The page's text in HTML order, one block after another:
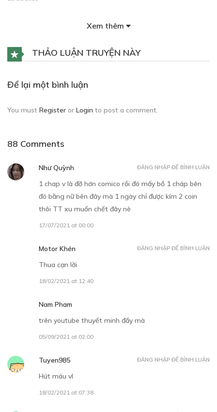
Lọ nước thần
TẬP 5
Xem thêm
THẢO LUẬN TRUYỆN NÀY
Để lại một bình luận
You must Register or Login to post a comment.
88 Comments
Như Quỳnh
1 chap v là đỡ hơn comico rồi đó mấy bồ 1 cháp bên
đó bằng nữ bên đây mà 1 ngày chỉ được kím 2 coin
thôi TT xu muốn chết đây nè
17/07/2021 at 00:00
ĐĂNG NHẬP ĐỂ BÌNH LUẬN
Motor Khén
Thua cạn lời
18/02/2021 at 12:40
ĐĂNG NHẬP ĐỂ BÌNH LUẬN
Nam Pham
trên youtube thuyết minh đầy mà
05/09/2021 at 02:00
Tuyen985
Hút máu vl
18/02/2021 at 07:38
ĐĂNG NHẬP ĐỂ BÌNH LUẬN